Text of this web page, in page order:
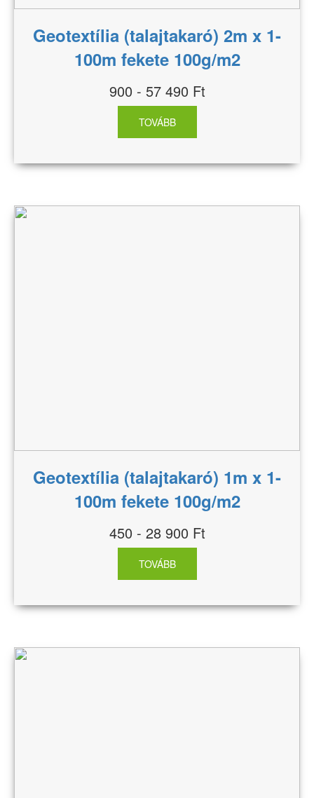
Geotextília (talajtakaró) 2m x 1-
100m fekete 100g/m2
900 - 57 490 Ft
TOVÁBB
Geotextília (talajtakaró) 1m x 1-
100m fekete 100g/m2
450 - 28 900 Ft
TOVÁBB